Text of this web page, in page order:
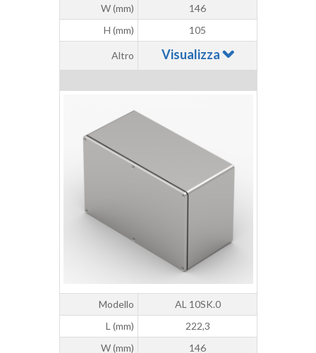
W (mm)
146
H (mm)
105
Altro Visualizza
Modello
AL 10SK.0
L (mm)
222,3
W (mm)
146